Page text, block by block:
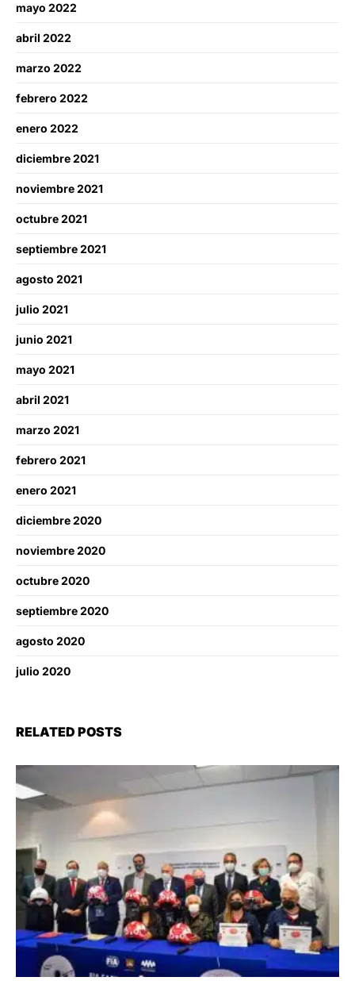
mayo 2022
abril 2022
marzo 2022
febrero 2022
enero 2022
diciembre 2021
noviembre 2021
octubre 2021
septiembre 2021
agosto 2021
julio 2021
junio 2021
mayo 2021
abril 2021
marzo 2021
febrero 2021
enero 2021
diciembre 2020
noviembre 2020
octubre 2020
septiembre 2020
agosto 2020
julio 2020
RELATED POSTS